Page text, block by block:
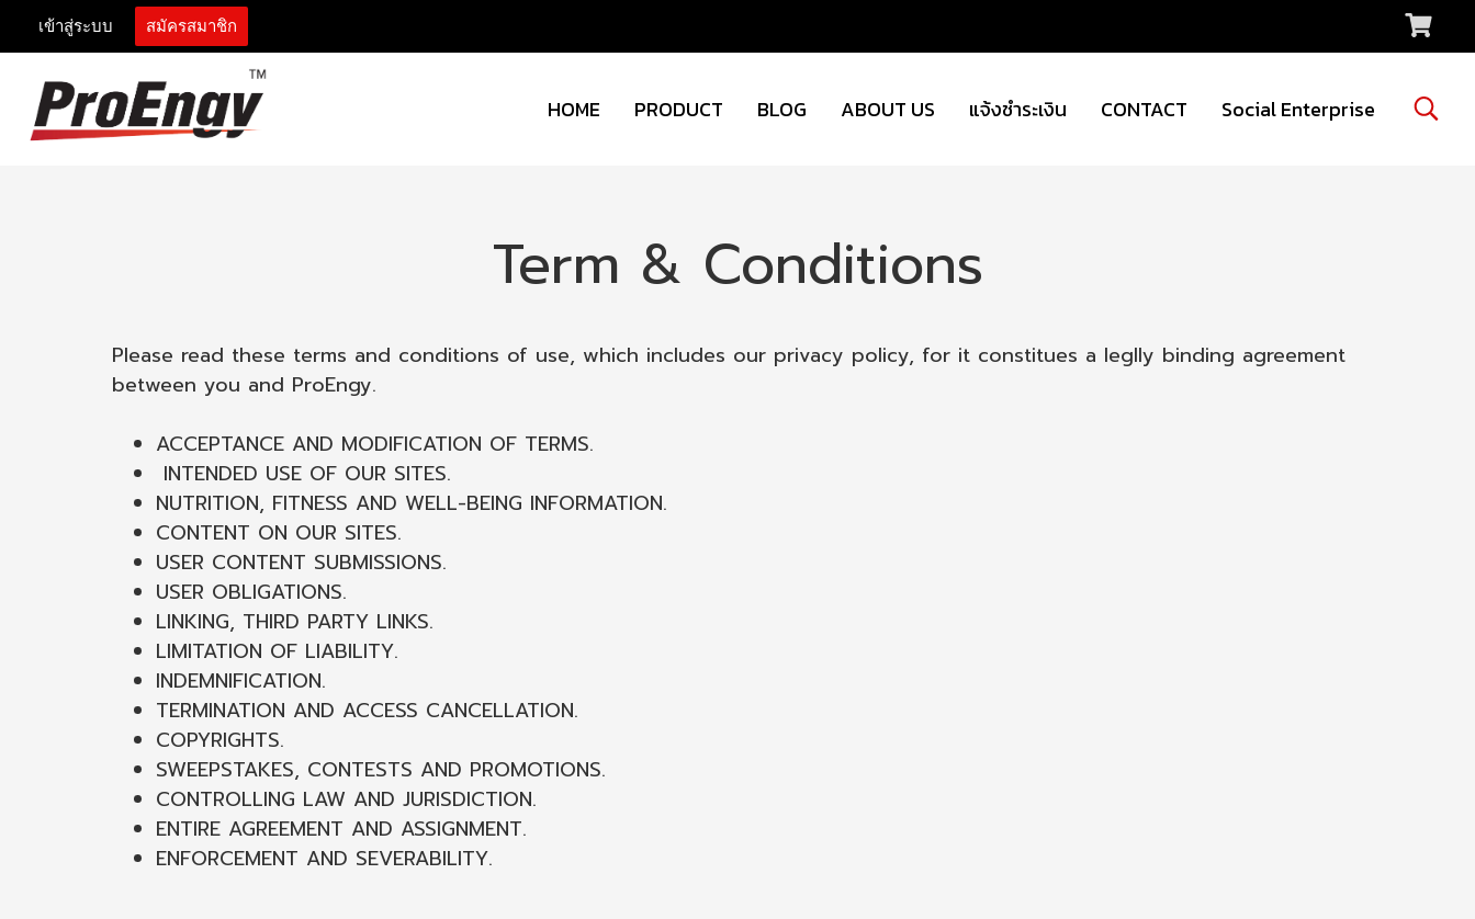
เข้าสู่ระบบ สมัครสมาชิก
HOME PRODUCT BLOG ABOUT US แจ้งชำระเงิน CONTACT Social Enterprise
Term & Conditions
Please read these terms and conditions of use, which includes our privacy policy, for it constitues a leglly binding agreement
between you and ProEngy.
ACCEPTANCE AND MODIFICATION OF TERMS.
INTENDED USE OF OUR SITES.
NUTRITION, FITNESS AND WELL-BEING INFORMATION.
CONTENT ON OUR SITES.
USER CONTENT SUBMISSIONS.
USER OBLIGATIONS.
LINKING, THIRD PARTY LINKS.
LIMITATION OF LIABILITY.
INDEMNIFICATION.
TERMINATION AND ACCESS CANCELLATION.
COPYRIGHTS.
SWEEPSTAKES, CONTESTS AND PROMOTIONS.
CONTROLLING LAW AND JURISDICTION.
ENTIRE AGREEMENT AND ASSIGNMENT.
ENFORCEMENT AND SEVERABILITY.